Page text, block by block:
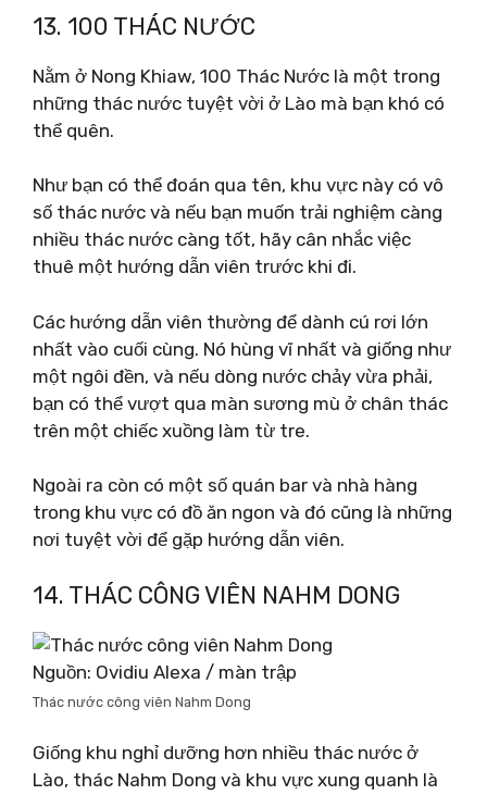
13. 100 THÁC NƯỚC
Nằm ở Nong Khiaw, 100 Thác Nước là một trong
những thác nước tuyệt vời ở Lào mà bạn khó có
thể quên.
Như bạn có thể đoán qua tên, khu vực này có vô
số thác nước và nếu bạn muốn trải nghiệm càng
nhiều thác nước càng tốt, hãy cân nhắc việc
thuê một hướng dẫn viên trước khi đi.
Các hướng dẫn viên thường để dành cú rơi lớn
nhất vào cuối cùng. Nó hùng vĩ nhất và giống như
một ngôi đền, và nếu dòng nước chảy vừa phải,
bạn có thể vượt qua màn sương mù ở chân thác
trên một chiếc xuồng làm từ tre.
Ngoài ra còn có một số quán bar và nhà hàng
trong khu vực có đồ ăn ngon và đó cũng là những
nơi tuyệt vời để gặp hướng dẫn viên.
14. THÁC CÔNG VIÊN NAHM DONG
Nguồn: Ovidiu Alexa / màn trập
Thác nước công viên Nahm Dong
Giống khu nghỉ dưỡng hơn nhiều thác nước ở
Lào, thác Nahm Dong và khu vực xung quanh là